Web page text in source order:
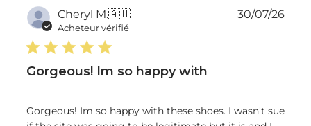
Cheryl M.🇦🇺
Acheteur vérifié
Gorgeous! Im so happy with
Gorgeous! Im so happy with these shoes. I wasn't sue
Date
30/07/26